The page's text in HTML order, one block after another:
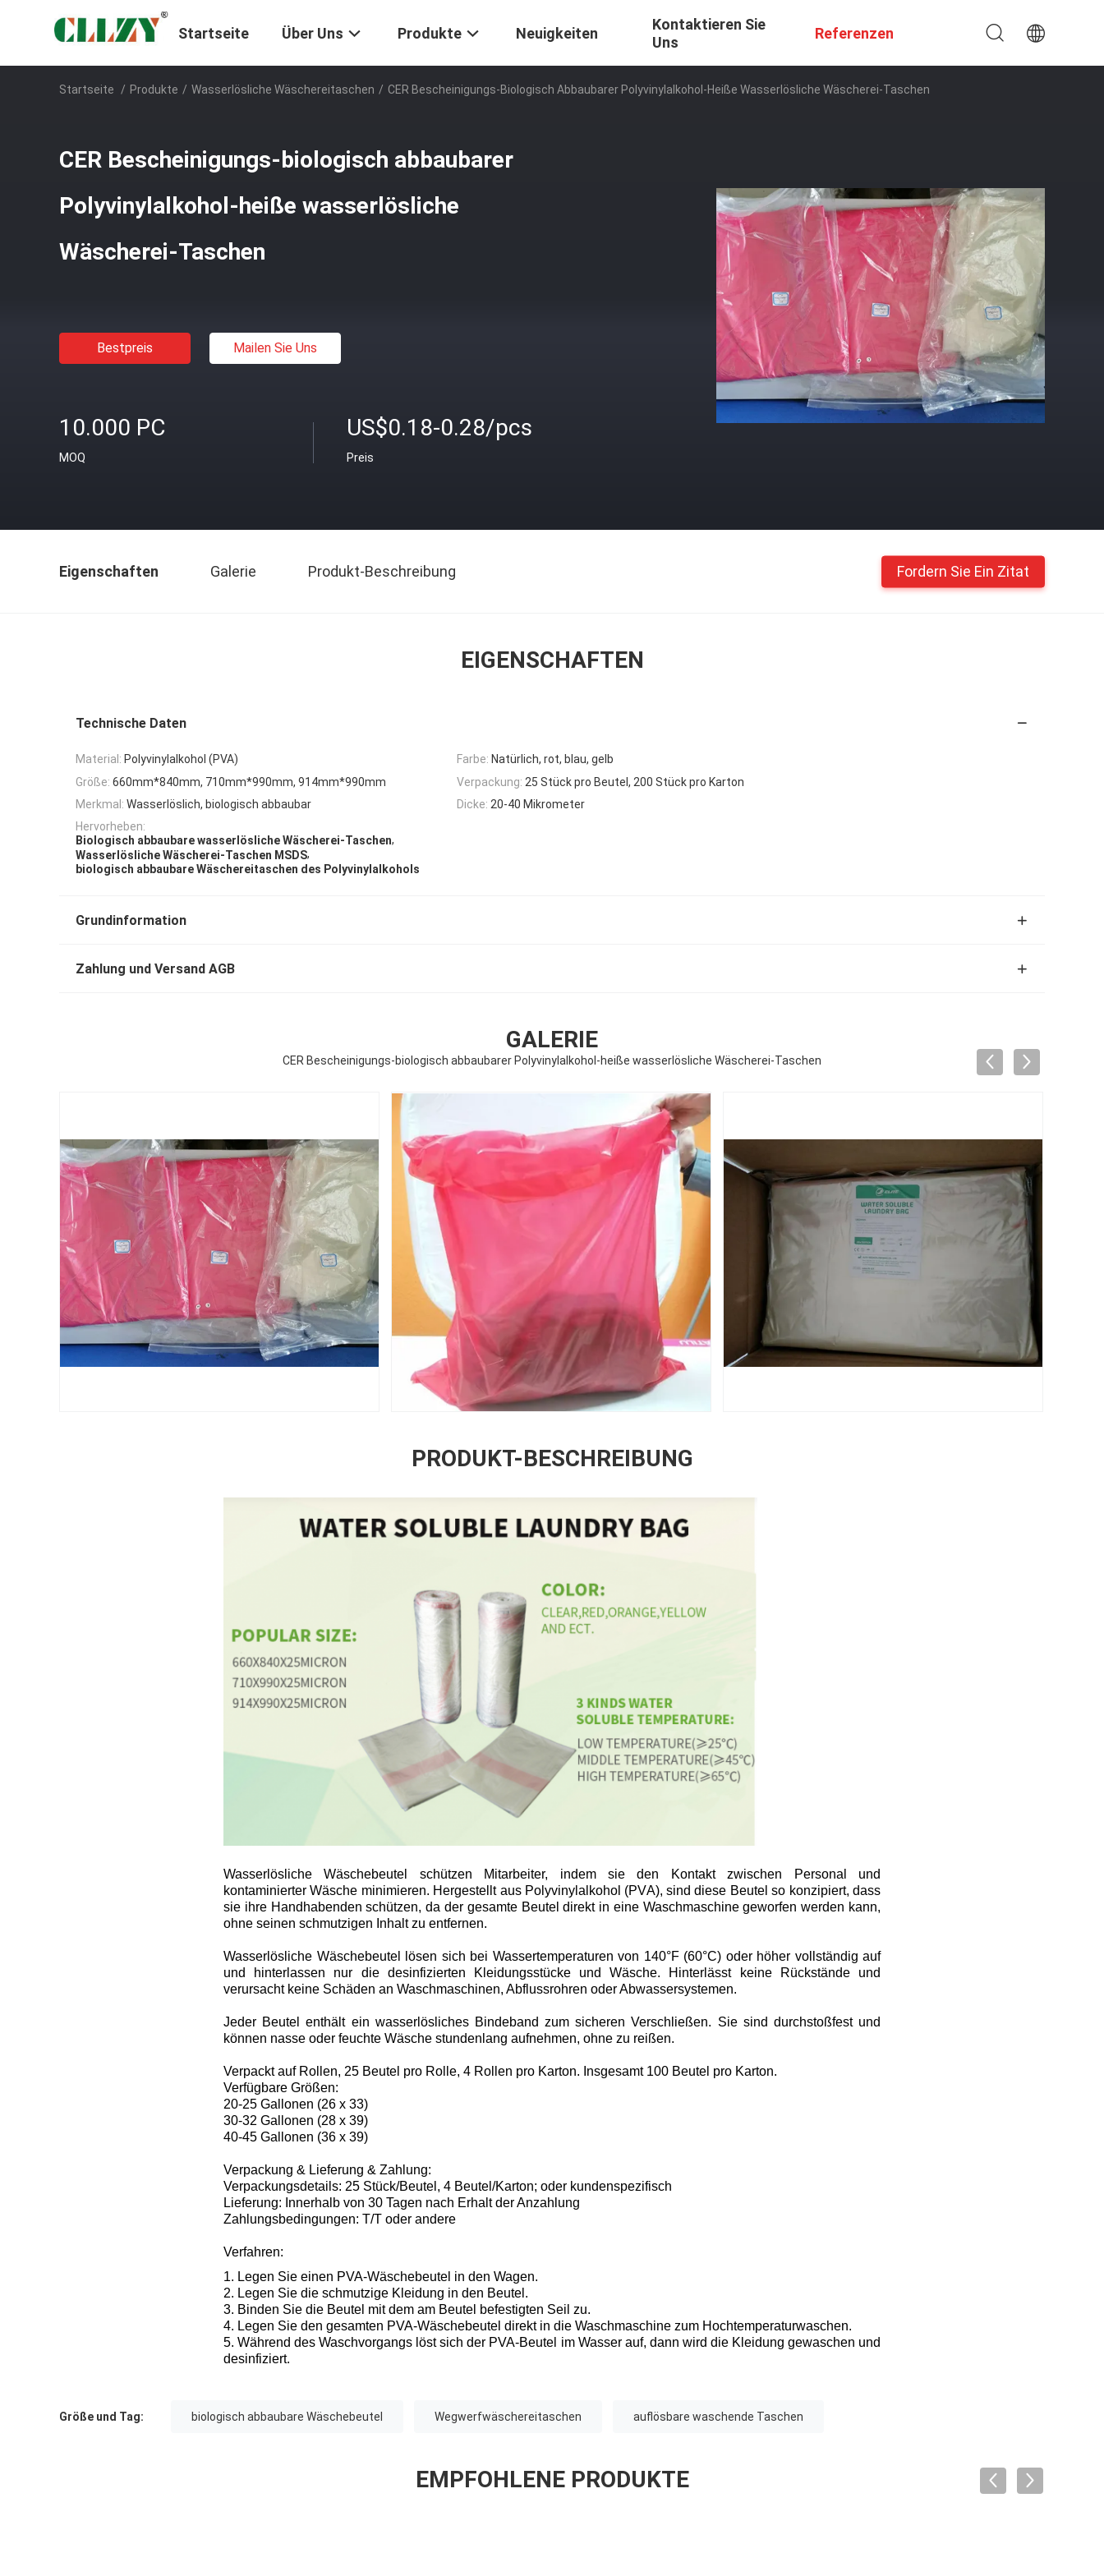
Startseite Über Uns Produkte Neuigkeiten
Kontaktieren Sie
Uns
Referenzen
Startseite / Produkte / Wasserlösliche Wäschereitaschen / CER Bescheinigungs-Biologisch Abbaubarer Polyvinylalkohol-Heiße Wasserlösliche Wäscherei-Taschen
CER Bescheinigungs-biologisch abbaubarer
Polyvinylalkohol-heiße wasserlösliche
Wäscherei-Taschen
Bestpreis Mailen Sie Uns
10.000 PC
MOQ
US$0.18-0.28/pcs
Preis
Eigenschaften Galerie Produkt-Beschreibung Fordern Sie Ein Zitat
EIGENSCHAFTEN
Technische Daten
Material: Polyvinylalkohol (PVA) Farbe: Natürlich, rot, blau, gelb
Größe: 660mm*840mm, 710mm*990mm, 914mm*990mm Verpackung: 25 Stück pro Beutel, 200 Stück pro Karton
Merkmal: Wasserlöslich, biologisch abbaubar Dicke: 20-40 Mikrometer
Hervorheben:
Biologisch abbaubare wasserlösliche Wäscherei-Taschen,
Wasserlösliche Wäscherei-Taschen MSDS,
biologisch abbaubare Wäschereitaschen des Polyvinylalkohols
Grundinformation
Zahlung und Versand AGB
GALERIE
CER Bescheinigungs-biologisch abbaubarer Polyvinylalkohol-heiße wasserlösliche Wäscherei-Taschen
PRODUKT-BESCHREIBUNG
Wasserlösliche Wäschebeutel schützen Mitarbeiter, indem sie den Kontakt zwischen Personal und
kontaminierter Wäsche minimieren. Hergestellt aus Polyvinylalkohol (PVA), sind diese Beutel so konzipiert, dass
sie ihre Handhabenden schützen, da der gesamte Beutel direkt in eine Waschmaschine geworfen werden kann,
ohne seinen schmutzigen Inhalt zu entfernen.
Wasserlösliche Wäschebeutel lösen sich bei Wassertemperaturen von 140°F (60°C) oder höher vollständig auf
und hinterlassen nur die desinfizierten Kleidungsstücke und Wäsche. Hinterlässt keine Rückstände und
verursacht keine Schäden an Waschmaschinen, Abflussrohren oder Abwassersystemen.
Jeder Beutel enthält ein wasserlösliches Bindeband zum sicheren Verschließen. Sie sind durchstoßfest und
können nasse oder feuchte Wäsche stundenlang aufnehmen, ohne zu reißen.
Verpackt auf Rollen, 25 Beutel pro Rolle, 4 Rollen pro Karton. Insgesamt 100 Beutel pro Karton.
Verfügbare Größen:
20-25 Gallonen (26 x 33)
30-32 Gallonen (28 x 39)
40-45 Gallonen (36 x 39)
Verpackung & Lieferung & Zahlung:
Verpackungsdetails: 25 Stück/Beutel, 4 Beutel/Karton; oder kundenspezifisch
Lieferung: Innerhalb von 30 Tagen nach Erhalt der Anzahlung
Zahlungsbedingungen: T/T oder andere
Verfahren:
1. Legen Sie einen PVA-Wäschebeutel in den Wagen.
2. Legen Sie die schmutzige Kleidung in den Beutel.
3. Binden Sie die Beutel mit dem am Beutel befestigten Seil zu.
4. Legen Sie den gesamten PVA-Wäschebeutel direkt in die Waschmaschine zum Hochtemperaturwaschen.
5. Während des Waschvorgangs löst sich der PVA-Beutel im Wasser auf, dann wird die Kleidung gewaschen und
desinfiziert.
Größe und Tag: biologisch abbaubare Wäschebeutel Wegwerfwäschereitaschen auflösbare waschende Taschen
EMPFOHLENE PRODUKTE